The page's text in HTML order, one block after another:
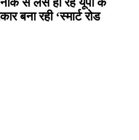
बना रही ‘स्मार्ट रोड